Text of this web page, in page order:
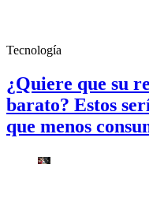
Tecnología
¿Quiere que su
barato? Estos
que menos